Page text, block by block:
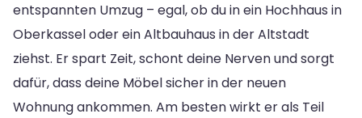
entspannten Umzug – egal, ob du in ein Hochhaus in
Oberkassel oder ein Altbauhaus in der Altstadt
ziehst. Er spart Zeit, schont deine Nerven und sorgt
dafür, dass deine Möbel sicher in der neuen
Wohnung ankommen. Am besten wirkt er als Teil